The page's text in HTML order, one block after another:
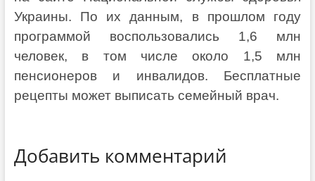
Украины. По их данным, в прошлом году
программой воспользовались 1,6 млн
человек, в том числе около 1,5 млн
пенсионеров и инвалидов. Бесплатные
рецепты может выписать семейный врач.
Добавить комментарий